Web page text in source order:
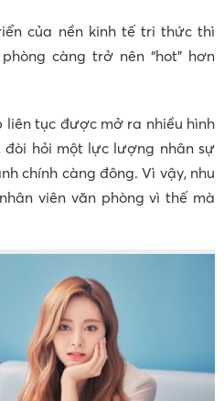
của nền kinh tế tri thức thì
càng trở nên “hot” hơn
liên tục được mở ra nhiều hình
hỏi một lực lượng nhân sự
chính càng đông. Vì vậy, nhu
viên văn phòng vì thế mà